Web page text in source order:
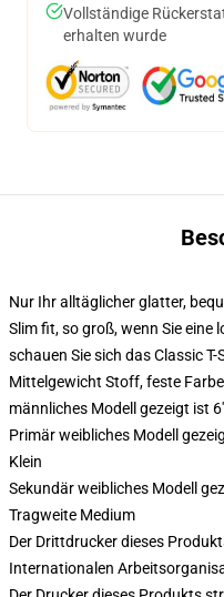
Vollständige
erhalten wurde
Nur Ihr alltäglicher glatter,
Slim fit, so groß, wenn Sie eine
schauen Sie sich das Classic T-
Mittelgewicht Stoff, feste
männliches Modell gezeigt ist
Primär weibliches Modell
Klein
Sekundär weibliches Modell
Tragweite Medium
Der Drittdrucker dieses
Internationalen